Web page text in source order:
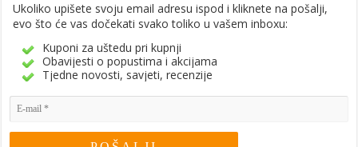
Ukoliko upišete svoju email adresu ispod i kliknete na pošalji,
evo što će vas dočekati svako toliko u vašem inboxu:
Kuponi za uštedu pri kupnji
Obavijesti o popustima i akcijama
Tjedne novosti, savjeti, recenzije